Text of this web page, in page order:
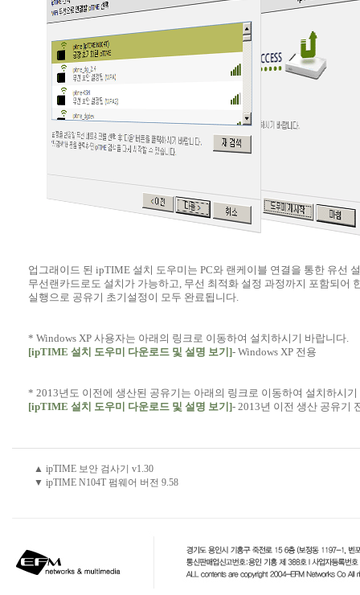
업그래이드 된 ipTIME 설치 도우미는 PC와 랜케이블 연결을 통한 유선
무선랜카드로도 설치가 가능하고, 무선 최적화 설정 과정까지 포함되어
실행으로 공유기 초기설정이 모두 완료됩니다.
* Windows XP 사용자는 아래의 링크로 이동하여 설치하시기 바랍니다.
[ipTIME 설치 도우미 다운로드 및 설명 보기]- Windows XP 전용
* 2013년도 이전에 생산된 공유기는 아래의 링크로 이동하여 설치하시기
[ipTIME 설치 도우미 다운로드 및 설명 보기]- 2013년 이전 생산 공유기
▲ ipTIME 보안 검사기 v1.30
▼ ipTIME N104T 펌웨어 버전 9.58